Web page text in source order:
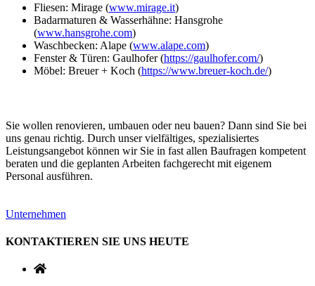
Fliesen: Mirage (www.mirage.it)
Badarmaturen & Wasserhähne: Hansgrohe
(www.hansgrohe.com)
Waschbecken: Alape (www.alape.com)
Fenster & Türen: Gaulhofer (https://gaulhofer.com/)
Möbel: Breuer + Koch (https://www.breuer-koch.de/)
Sie wollen renovieren, umbauen oder neu bauen? Dann sind Sie bei
uns genau richtig. Durch unser vielfältiges, spezialisiertes
Leistungsangebot können wir Sie in fast allen Baufragen kompetent
beraten und die geplanten Arbeiten fachgerecht mit eigenem
Personal ausführen.
Unternehmen
KONTAKTIEREN SIE UNS HEUTE